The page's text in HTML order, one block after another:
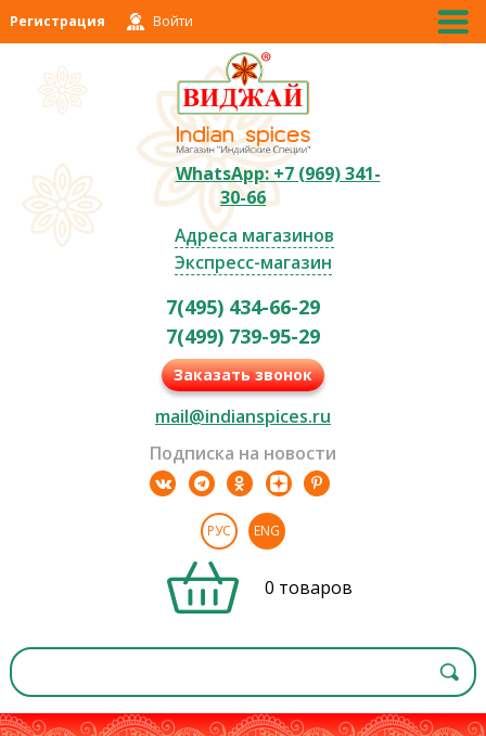
Регистрация Войти
WhatsApp: +7 (969) 341-
30-66
Адреса магазинов
Экспресс-магазин
7(495) 434-66-29
7(499) 739-95-29
Заказать звонок
mail@indianspices.ru
Подписка на новости
РУС ENG
0 товаров